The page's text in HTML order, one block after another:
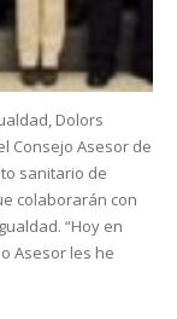
Dolors
Consejo Asesor de
sanitario de
colaborarán con
“Hoy en
Asesor les he